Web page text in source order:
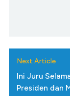
Next Article
Ini Juru
Presiden dan